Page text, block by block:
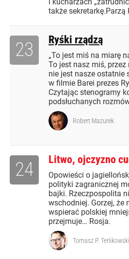
także sekretarkę.Parzą
Ryśki rządzą
„To jest miś na miarę
To jest nasz miś,
nie jest nasze ostatnie
w filmie Barei prezes
Czytając stenogramy
podsłuchanych
23
Robert Mazurek
Litwo, ojczyzno
Opowieści o
polityki zagranicznej
bajki. Rzeczpospolita
wschodniej. Gorzej, że
wspierać polskiej
przejmuje… Rosja.
24
Tomasz P. Terlikowski